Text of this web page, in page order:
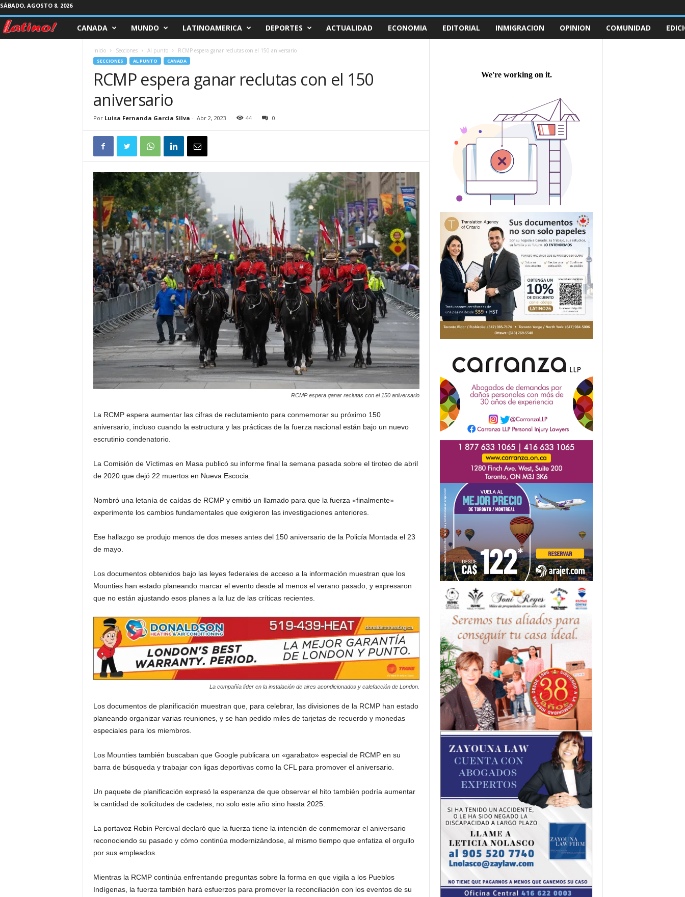
SÁBADO, AGOSTO 8, 2026
CANADA MUNDO LATINOAMERICA DEPORTES ACTUALIDAD ECONOMIA EDITORIAL INMIGRACION OPINION COMUNIDAD
Inicio Secciones Al punto RCMP espera ganar reclutas con el 150 aniversario
SECCIONES AL PUNTO CANADA
RCMP espera ganar reclutas con el 150
aniversario
Por Luisa Fernanda Garcia Silva - Abr 2, 2023 44 0
RCMP espera ganar reclutas con el 150 aniversario
La RCMP espera aumentar las cifras de reclutamiento para conmemorar su próximo 150
aniversario, incluso cuando la estructura y las prácticas de la fuerza nacional están bajo un nuevo
escrutinio condenatorio.
La Comisión de Víctimas en Masa publicó su informe final la semana pasada sobre el tiroteo de abril
de 2020 que dejó 22 muertos en Nueva Escocia.
Nombró una letanía de caídas de RCMP y emitió un llamado para que la fuerza «finalmente»
experimente los cambios fundamentales que exigieron las investigaciones anteriores.
Ese hallazgo se produjo menos de dos meses antes del 150 aniversario de la Policía Montada el 23
de mayo.
Los documentos obtenidos bajo las leyes federales de acceso a la información muestran que los
Mounties han estado planeando marcar el evento desde al menos el verano pasado, y expresaron
que no están ajustando esos planes a la luz de las críticas recientes.
La compañía líder en la instalación de aires acondicionados y calefacción de London.
Los documentos de planificación muestran que, para celebrar, las divisiones de la RCMP han estado
planeando organizar varias reuniones, y se han pedido miles de tarjetas de recuerdo y monedas
especiales para los miembros.
Los Mounties también buscaban que Google publicara un «garabato» especial de RCMP en su
barra de búsqueda y trabajar con ligas deportivas como la CFL para promover el aniversario.
Un paquete de planificación expresó la esperanza de que observar el hito también podría aumentar
la cantidad de solicitudes de cadetes, no solo este año sino hasta 2025.
La portavoz Robin Percival declaró que la fuerza tiene la intención de conmemorar el aniversario
reconociendo su pasado y cómo continúa modernizándose, al mismo tiempo que enfatiza el orgullo
por sus empleados.
Mientras la RCMP continúa enfrentando preguntas sobre la forma en que vigila a los Pueblos
Indígenas, la fuerza también hará esfuerzos para promover la reconciliación con los eventos de su